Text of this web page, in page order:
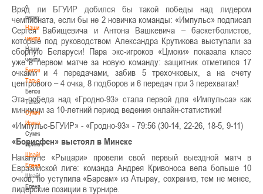
о
переходах
Наши
чемпионы
Наши
чемпионы
Белошапко
Татьяна
Белошапко
Татьяна
Сумникова
Ирина
Сумникова
Ирина
Швайбович
Елена
Швайбович
Елена
Вряд ли БГУИР добился бы такой победы над лидером
чемпионата, если бы не 2 новичка команды: «Импульс» подписал
Сергея Вабищевича и Антона Вашкевича – баскетболистов,
которые под руководством Александра Крутикова выступали за
сборную Беларуси! Пара экс-игроков «Цмоки» показала класс
уже в первом матче за новую команду: защитник отметился 17
очками и 4 передачами, забив 5 трехочковых, а на счету
центрового – 4 очка, 8 подборов и 6 передач при 3 перехватах!
Эта победа над «Гродно-93» стала первой для «Импульса» как
минимум за 10-летний период ведения онлайн-статистики!
«Импульс-БГУИР» - «Гродно-93» - 79:56 (30-14, 22-26, 18-5, 9-11)
«Борисфен» выстоял в Минске
Накануне «Рыцари» провели свой первый выездной матч в
Евразийской лиге: команда Андрея Кривоноса вела больше 10
очков, но уступила «Барсам» из Атырау, сохранив, тем не менее,
лидерские позиции в турнире.